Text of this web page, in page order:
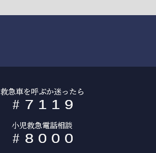
救急車を呼ぶか迷ったら
# 7 1 1 9
小児救急電話相談
# 8 0 0 0